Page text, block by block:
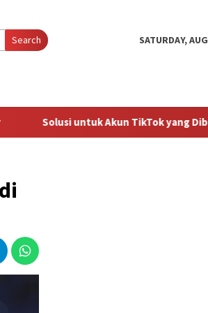
Search SATURDAY,
untuk Akun TikTok yang Diblokir